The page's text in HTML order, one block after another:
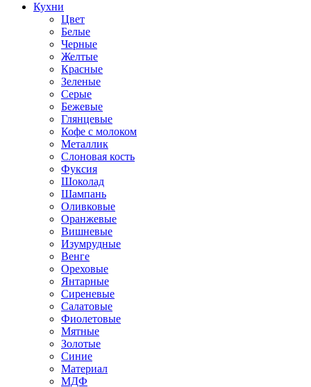
Кухни
Цвет
Белые
Черные
Желтые
Красные
Зеленые
Серые
Бежевые
Глянцевые
Кофе с молоком
Металлик
Слоновая кость
Фуксия
Шоколад
Шампань
Оливковые
Оранжевые
Вишневые
Изумрудные
Венге
Ореховые
Янтарные
Сиреневые
Салатовые
Фиолетовые
Мятные
Золотые
Синие
Материал
МДФ